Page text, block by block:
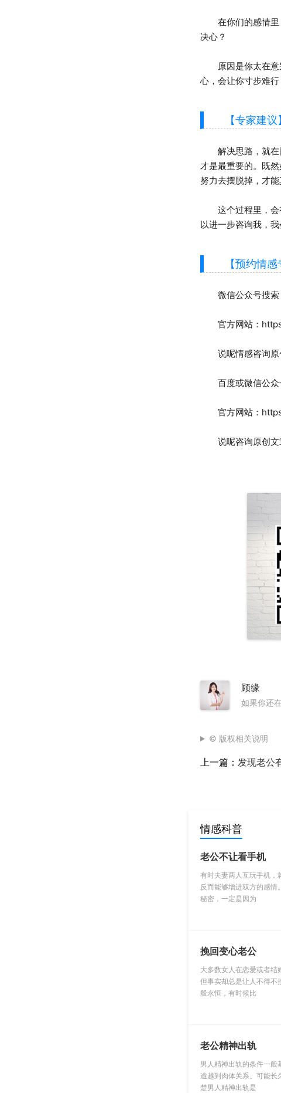
在你们的感情里
决心？
原因是你太在意
心，会让你寸步难
【专家建议
解决思路，就在
才是最重要的。既
努力去摆脱掉，才能
这个过程里，会
以进一步咨询我，我
【预约情感
微信公众号搜索
官方网站：
说呢情感咨询原
百度或微信公众
官方网站：
说呢咨询原创文
顾缘
如果你还
© 版权相关说明
上一篇： 发现老公
情感科普
老公不让看手机
有时夫妻两人互玩手机，
反而能够增进双方的感
秘密，一定是因为
挽回变心老公
大多数女人在恋爱或者结
但事实却总是让人不得不
般永恒，有时候比
老公精神出轨
男人精神出轨的条件一
逾越到肉体关系。可能长
楚男人精神出轨是